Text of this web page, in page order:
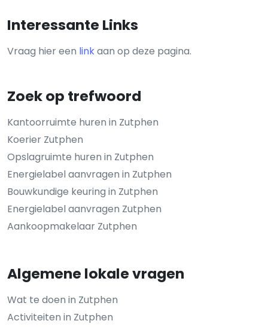
Interessante Links
Vraag hier een linkaan op deze pagina.
Zoek op trefwoord
Kantoorruimte huren in Zutphen
Koerier Zutphen
Opslagruimte huren in Zutphen
Energielabel aanvragen in Zutphen
Bouwkundige keuring in Zutphen
Energielabel aanvragen Zutphen
Aankoopmakelaar Zutphen
Algemene lokale vragen
Wat te doen in Zutphen
Activiteiten in Zutphen